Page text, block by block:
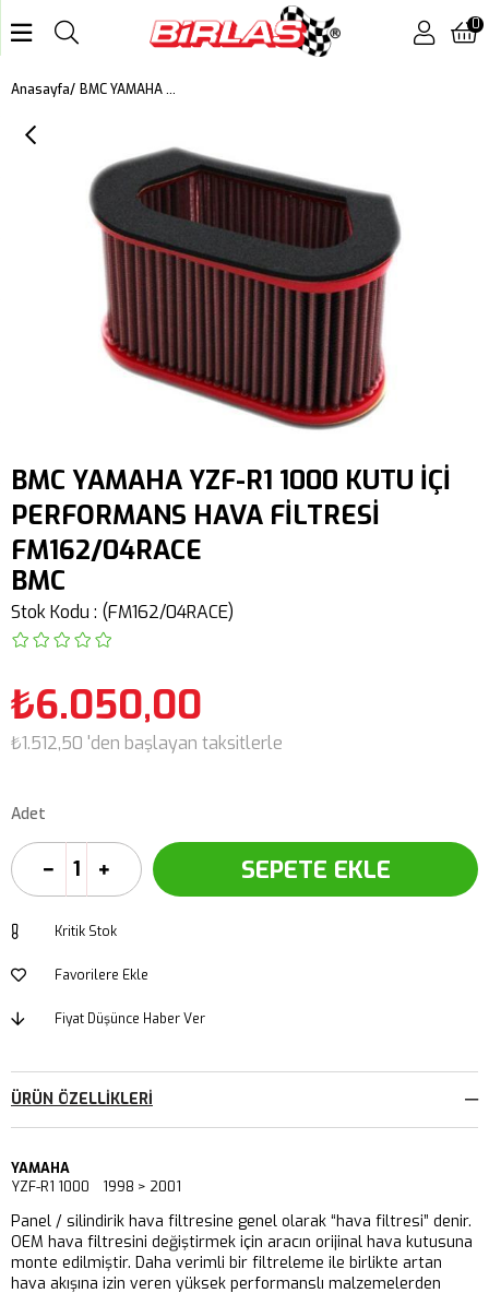
0
Anasayfa BMC YAMAHA YZF-R1 1000 KUTU İÇİ PERFORMANS HAVA FİLTRESİ FM162/04RACE
BMC YAMAHA YZF-R1 1000 KUTU İÇİ
PERFORMANS HAVA FİLTRESİ
FM162/04RACE
BMC
Stok Kodu (FM162/04RACE)
₺6.050,00
₺1.512,50 'den başlayan taksitlerle
Adet
Kritik Stok
Favorilere Ekle
Fiyat Düşünce Haber Ver
ÜRÜN ÖZELLIKLERI
YAMAHA
YZF-R1 1000 1998 > 2001
Panel / silindirik hava filtresine genel olarak “hava filtresi” denir.
OEM hava filtresini değiştirmek için aracın orijinal hava kutusuna
monte edilmiştir. Daha verimli bir filtreleme ile birlikte artan
hava akışına izin veren yüksek performanslı malzemelerden